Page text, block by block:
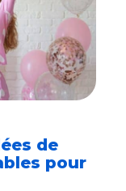
de
pour